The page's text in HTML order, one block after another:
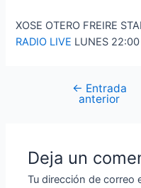
XOSE OTERO FREIRE
RADIO LIVE LUNES 22:00
Navegación
← Entrada
anterior
Deja un
Tu dirección de correo